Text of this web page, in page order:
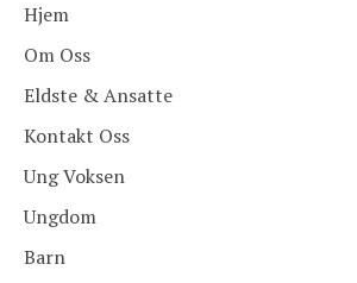
Hjem
Om Oss
Eldste & Ansatte
Kontakt Oss
Ung Voksen
Ungdom
Barn